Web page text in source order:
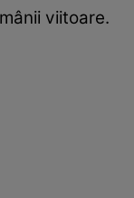
viitoare.